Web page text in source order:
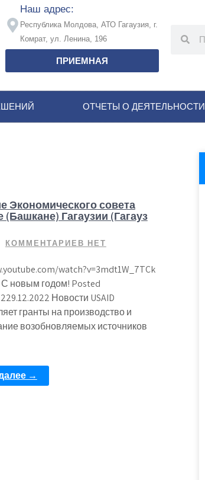
Наш адрес:
Республика Молдова, АТО Гагаузия, г.
Комрат, ул. Ленина, 196
ПРИЕМНАЯ
ОТЧЕТЫ О ДЕЯТЕЛЬНОСТИ
Экономического совета
(Башкане) Гагаузии (Гагауз
КОММЕНТАРИЕВ НЕТ
watch?v=3mdt1W_7TCk
новым годом! Posted
Новости USAID
гранты на производство и
возобновляемых источников
→